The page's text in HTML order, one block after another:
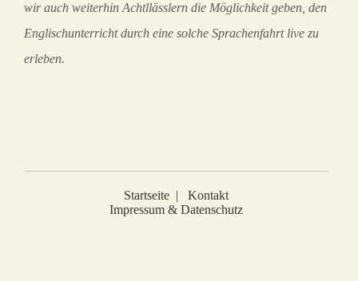
wir auch weiterhin Achtllässlern die Möglichkeit geben, den
Englischunterricht durch eine solche Sprachenfahrt live zu
erleben.
Startseite| Kontakt
Impressum & Datenschutz